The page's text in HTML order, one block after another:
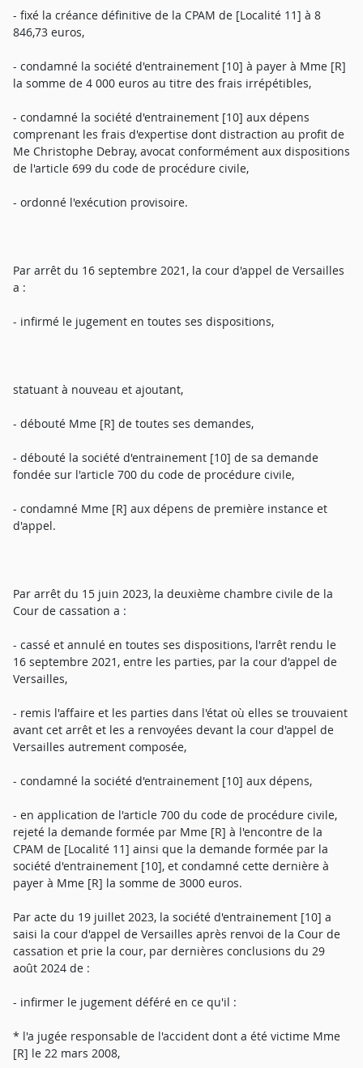
- fixé la créance définitive de la CPAM de [Localité 11] à 8
846,73 euros,
- condamné la société d'entrainement [10] à payer à Mme [R]
la somme de 4 000 euros au titre des frais irrépétibles,
- condamné la société d'entrainement [10] aux dépens
comprenant les frais d'expertise dont distraction au profit de
Me Christophe Debray, avocat conformément aux dispositions
de l'article 699 du code de procédure civile,
- ordonné l'exécution provisoire.
Par arrêt du 16 septembre 2021, la cour d'appel de Versailles
a :
- infirmé le jugement en toutes ses dispositions,
statuant à nouveau et ajoutant,
- débouté Mme [R] de toutes ses demandes,
- débouté la société d'entrainement [10] de sa demande
fondée sur l'article 700 du code de procédure civile,
- condamné Mme [R] aux dépens de première instance et
d'appel.
Par arrêt du 15 juin 2023, la deuxième chambre civile de la
Cour de cassation a :
- cassé et annulé en toutes ses dispositions, l'arrêt rendu le
16 septembre 2021, entre les parties, par la cour d'appel de
Versailles,
- remis l'affaire et les parties dans l'état où elles se trouvaient
avant cet arrêt et les a renvoyées devant la cour d'appel de
Versailles autrement composée,
- condamné la société d'entrainement [10] aux dépens,
- en application de l'article 700 du code de procédure civile,
rejeté la demande formée par Mme [R] à l'encontre de la
CPAM de [Localité 11] ainsi que la demande formée par la
société d'entrainement [10], et condamné cette dernière à
payer à Mme [R] la somme de 3000 euros.
Par acte du 19 juillet 2023, la société d'entrainement [10] a
saisi la cour d'appel de Versailles après renvoi de la Cour de
cassation et prie la cour, par dernières conclusions du 29
août 2024 de :
- infirmer le jugement déféré en ce qu'il :
* l'a jugée responsable de l'accident dont a été victime Mme
[R] le 22 mars 2008,